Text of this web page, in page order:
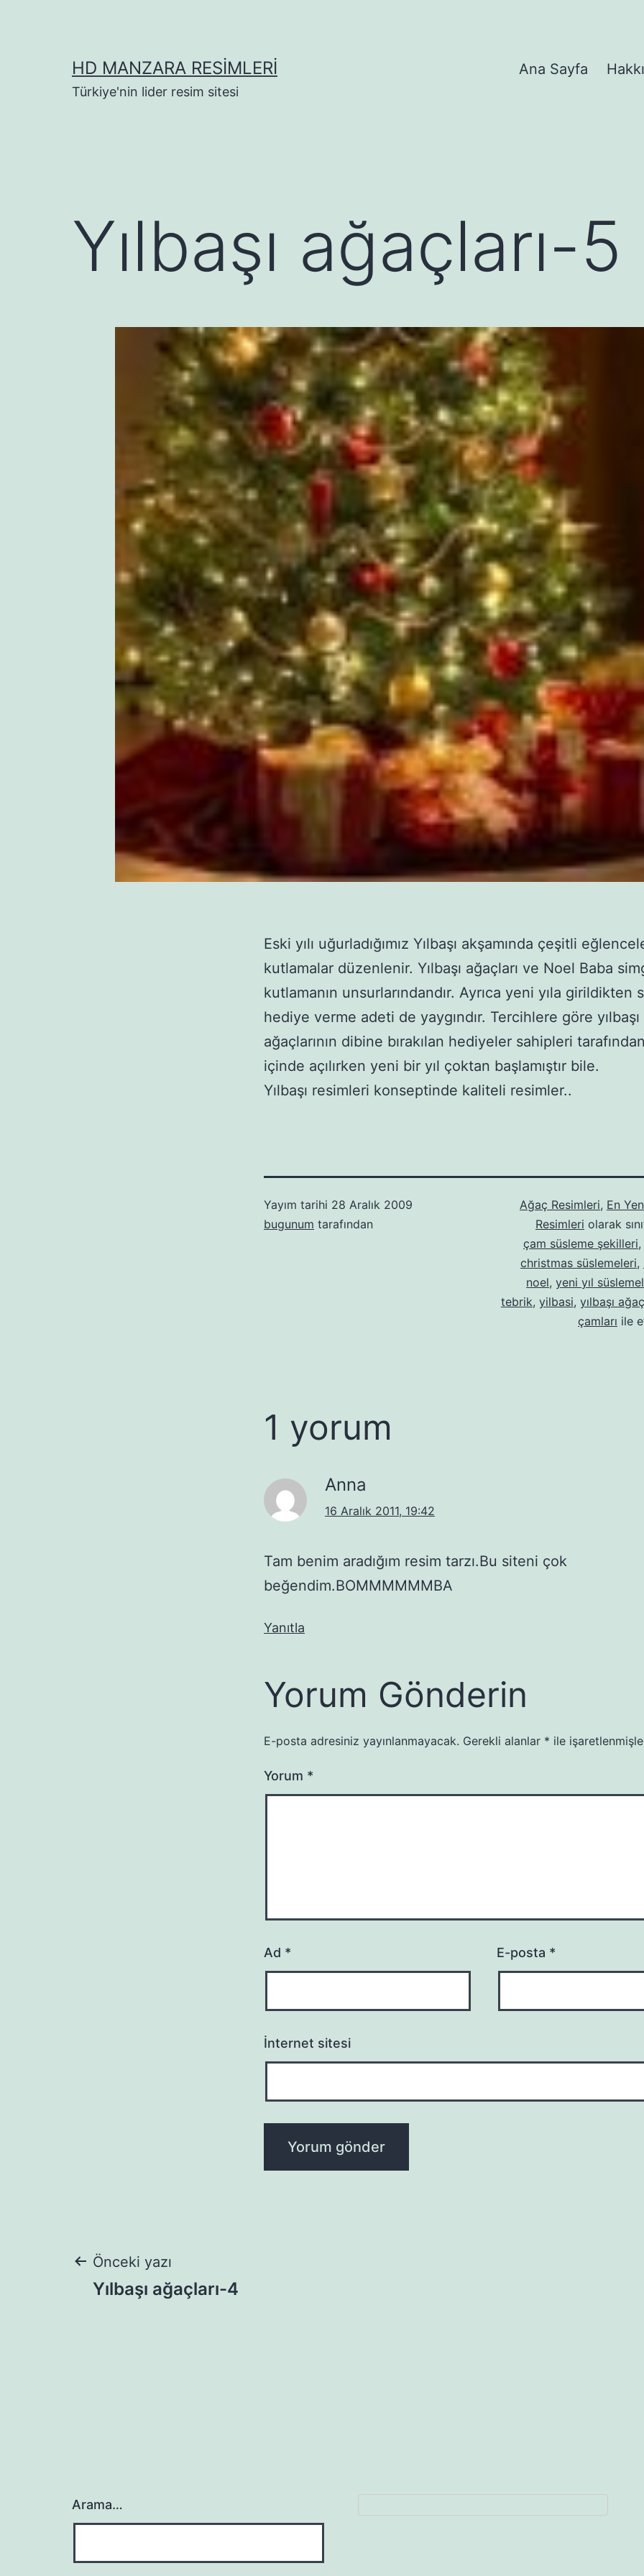
HD MANZARA RESIMLERI
Türkiye'nin lider resim sitesi
Ana Sayfa
Yılbaşı ağaçları-5
Eski yılı uğurladığımız Yılbaşı akşamında çeşitli
kutlamalar düzenlenir. Yılbaşı ağaçları ve Noel Baba
kutlamanın unsurlarındandır. Ayrıca yeni yıla girildikten
hediye verme adeti de yaygındır. Tercihlere göre yılbaşı
ağaçlarının dibine bırakılan hediyeler sahipleri
içinde açılırken yeni bir yıl çoktan başlamıştır bile.
Yılbaşı resimleri konseptinde kaliteli resimler..
Yayım tarihi 28 Aralık 2009
bugunum tarafından
Ağaç Resimleri, En
Resimleri olarak
çam süsleme şekilleri,
christmas süslemeleri,
noel, yeni yıl
tebrik, yilbasi, yılbaşı
çamları ile
1 yorum
Anna
16 Aralık 2011, 19:42
Tam benim aradığım resim tarzı.Bu siteni çok
beğendim.BOMMMMMMBA
Yanıtla
Yorum Gönderin
E-posta adresiniz yayınlanmayacak. Gerekli alanlar * ile
Yorum *
Ad * E-posta *
İnternet sitesi
Yazı
Önceki yazı
Yılbaşı ağaçları-4
Arama…